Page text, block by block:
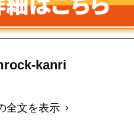
kanri
全文を表示